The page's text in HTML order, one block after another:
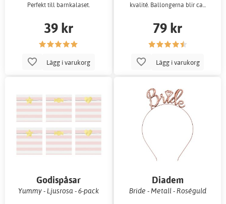
Perfekt till barnkalaset.
39 kr
Lägg i varukorg
kvalité. Ballongerna blir ca...
79 kr
Lägg i varukorg
Godispåsar
Yummy - Ljusrosa - 6-pack
Diadem
Bride - Metall - Roséguld